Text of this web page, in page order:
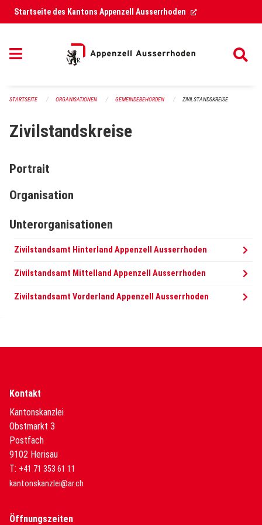
Navigation überspringen
Startseite des Kantons Appenzell Ausserrhoden (External Link)
STARTSEITE ORGANISATIONEN GEMEINDEBEHÖRDEN ZIVILSTANDSKREISE
Zivilstandskreise
Portrait
Organisation
Unterorganisationen
Zivilstandsamt Hinterland Appenzell Ausserrhoden
Zivilstandsamt Mittelland Appenzell Ausserrhoden
Zivilstandsamt Vorderland Appenzell Ausserrhoden
Kontakt
Kantonskanzlei
Obstmarkt 3
Postfach
9102 Herisau
T: +41 71 353 61 11
kantonskanzlei@ar.ch
Öffnungszeiten